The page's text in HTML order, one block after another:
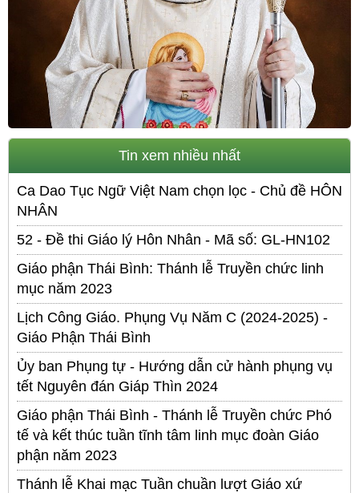
Tin xem nhiều nhất
Ca Dao Tục Ngữ Việt Nam chọn lọc - Chủ đề HÔN
NHÂN
52 - Đề thi Giáo lý Hôn Nhân - Mã số: GL-HN102
Giáo phận Thái Bình: Thánh lễ Truyền chức linh
mục năm 2023
Lịch Công Giáo. Phụng Vụ Năm C (2024-2025) -
Giáo Phận Thái Bình
Ủy ban Phụng tự - Hướng dẫn cử hành phụng vụ
tết Nguyên đán Giáp Thìn 2024
Giáo phận Thái Bình - Thánh lễ Truyền chức Phó
tế và kết thúc tuần tĩnh tâm linh mục đoàn Giáo
phận năm 2023
Thánh lễ Khai mạc Tuần chuần lượt Giáo xứ